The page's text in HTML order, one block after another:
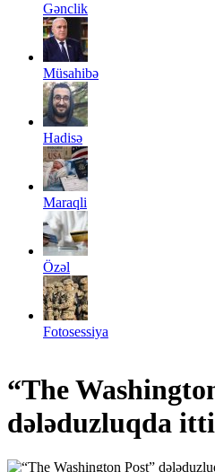
Gənclik
Müsahibə
Hadisə
Maraqli
Özəl
Fotosessiya
“The
dələduzluqda